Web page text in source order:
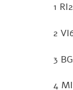
1
2
3
4